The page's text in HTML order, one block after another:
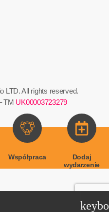
LTD. All rights reserved.
TM UK00003723279
Współpraca
Dodaj
wydarzenie